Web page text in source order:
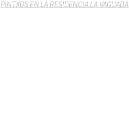
PINTXOS EN LA RESIDENCIA LA VAGUADA